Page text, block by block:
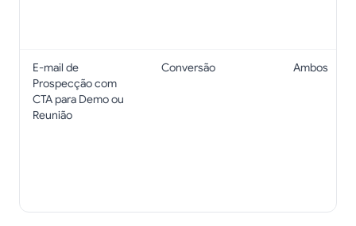
E-mail de
Prospecção com
CTA para Demo ou
Reunião
Conversão Ambos